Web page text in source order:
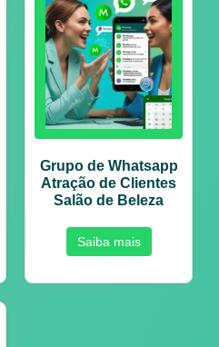
Grupo de Whatsapp
Atração de Clientes
Salão de Beleza
Saiba mais